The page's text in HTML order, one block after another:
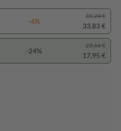
-4%
35,24 €
33,83 €
-24%
23,66 €
17,95 €